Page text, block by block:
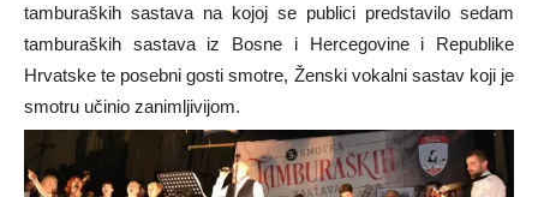
tamburaških sastava na kojoj se publici predstavilo sedam
tamburaških sastava iz Bosne i Hercegovine i Republike
Hrvatske te posebni gosti smotre, Ženski vokalni sastav koji je
smotru učinio zanimljivijom.